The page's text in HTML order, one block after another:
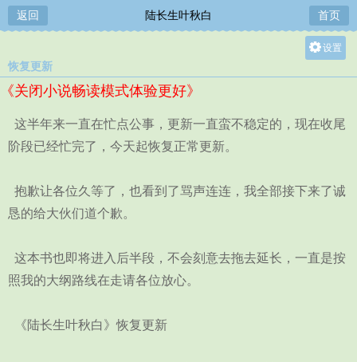
返回 陆长生叶秋白 首页
设置
中
恢复更新
《关闭小说畅读模式体验更好》
这半年来一直在忙点公事，更新一直蛮不稳定的，现在收尾
阶段已经忙完了，今天起恢复正常更新。
抱歉让各位久等了，也看到了骂声连连，我全部接下来了诚
恳的给大伙们道个歉。
这本书也即将进入后半段，不会刻意去拖去延长，一直是按
照我的大纲路线在走请各位放心。
《陆长生叶秋白》恢复更新